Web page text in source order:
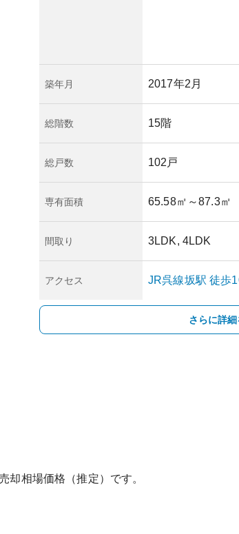
築年月 2017年2月
総階数 15階
総戸数 102戸
専有面積 65.58㎡ ～87.3㎡
間取り 3LDK, 4LDK
アクセス JR呉線坂駅 徒歩
さらに詳
却相場価格（推定）です。